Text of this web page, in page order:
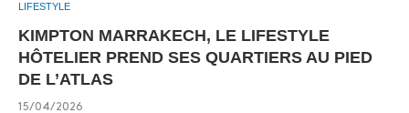
LIFESTYLE
KIMPTON MARRAKECH, LE LIFESTYLE
HÔTELIER PREND SES QUARTIERS AU PIED
DE L’ATLAS
15/04/2026